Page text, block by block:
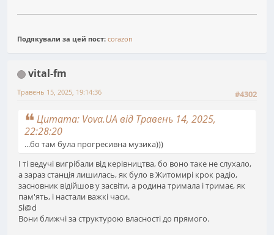
Подякували за цей пост: corazon
vital-fm
#4302
Травень 15, 2025, 19:14:36
Цитата: Vova.UA від Травень 14, 2025,
22:28:20
...бо там була прогресивна музика)))
І ті ведучі вигрібали від керівництва, бо воно таке не слухало,
а зараз станція лишилась, як було в Житомирі крок радіо,
засновник відійшов у засвіти, а родина тримала і тримає, як
пам'ять, і настали важкі часи.
Sl@d
Вони ближчі за структурою власності до прямого.